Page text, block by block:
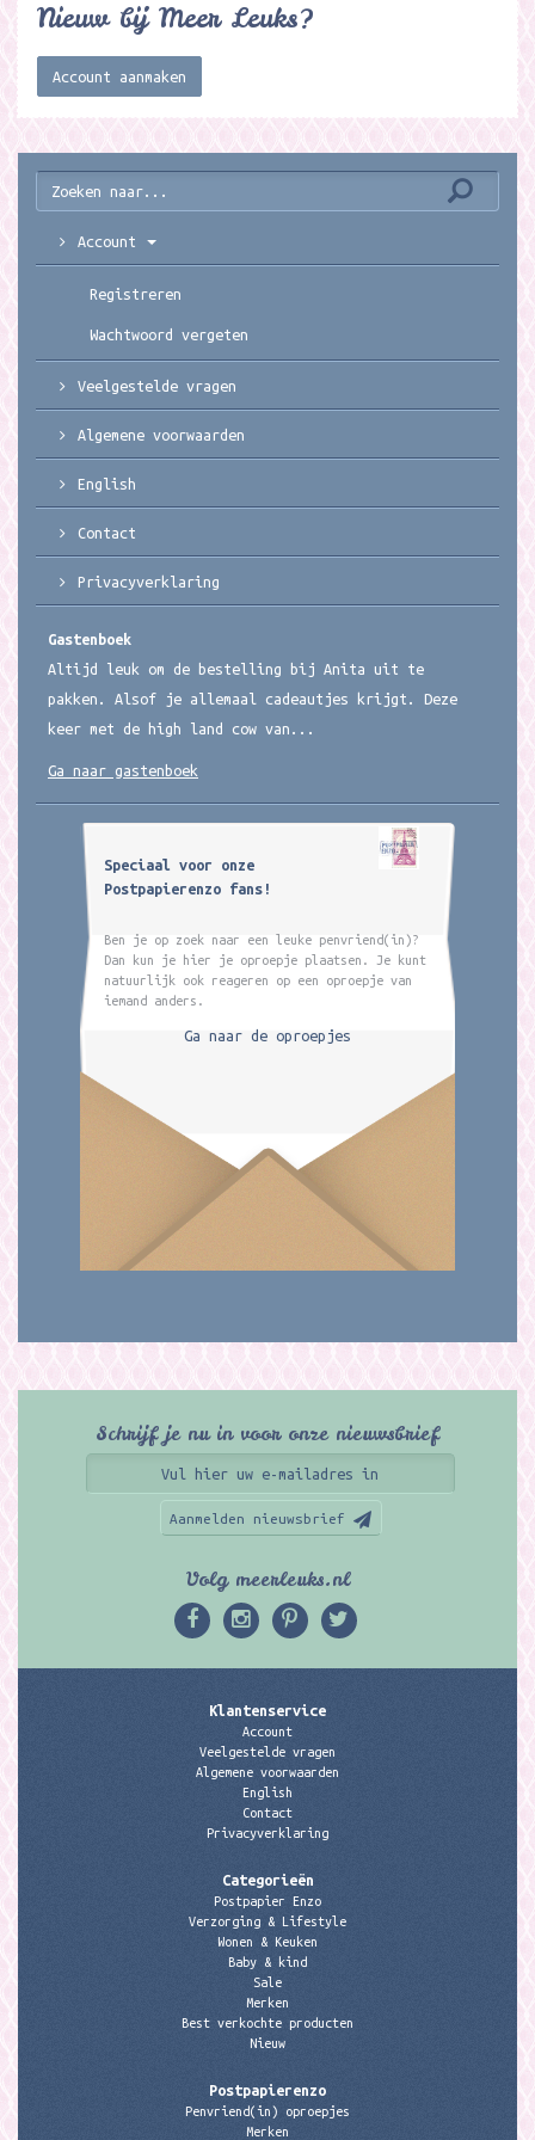
Nieuw bij Meer Leuks?
Account aanmaken
Account
Registreren
Wachtwoord vergeten
Veelgestelde vragen
Algemene voorwaarden
English
Contact
Privacyverklaring
Gastenboek
Altijd leuk om de bestelling bij Anita uit te
pakken. Alsof je allemaal cadeautjes krijgt. Deze
keer met de high land cow van...
Ga naar gastenboek
Speciaal voor onze
Postpapierenzo fans!
Ben je op zoek naar een leuke penvriend(in)?
Dan kun je hier je oproepje plaatsen. Je kunt
natuurlijk ook reageren op een oproepje van
iemand anders.
Ga naar de oproepjes
Schrijf je nu in voor onze nieuwsbrief
Aanmelden nieuwsbrief
Volg meerleuks.nl
Klantenservice
Account
Veelgestelde vragen
Algemene voorwaarden
English
Contact
Privacyverklaring
Categorieën
Postpapier Enzo
Verzorging & Lifestyle
Wonen & Keuken
Baby & kind
Sale
Merken
Best verkochte producten
Nieuw
Postpapierenzo
Penvriend(in) oproepjes
Merken